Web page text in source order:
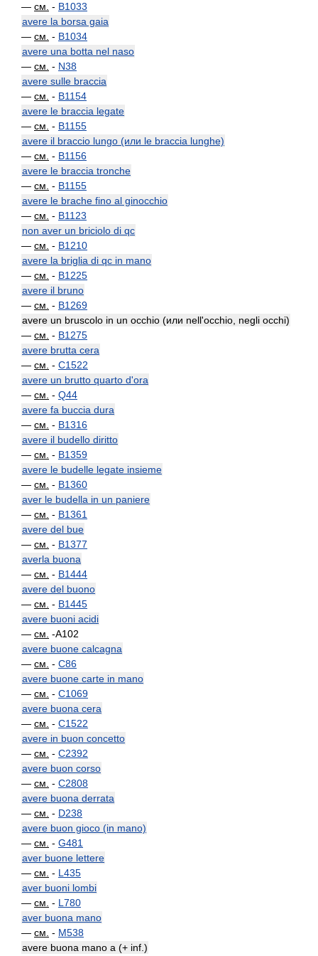
— см. - B1033
avere la borsa gaia
— см. - B1034
avere una botta nel naso
— см. - N38
avere sulle braccia
— см. - B1154
avere le braccia legate
— см. - B1155
avere il braccio lungo (или le braccia lunghe)
— см. - B1156
avere le braccia tronche
— см. - B1155
avere le brache fino al ginocchio
— см. - B1123
non aver un briciolo di qc
— см. - B1210
avere la briglia di qc in mano
— см. - B1225
avere il bruno
— см. - B1269
avere un bruscolo in un occhio (или nell'occhio, negli occhi)
— см. - B1275
avere brutta cera
— см. - C1522
avere un brutto quarto d'ora
— см. - Q44
avere fa buccia dura
— см. - B1316
avere il budello diritto
— см. - B1359
avere le budelle legate insieme
— см. - B1360
aver le budella in un paniere
— см. - B1361
avere del bue
— см. - B1377
averla buona
— см. - B1444
avere del buono
— см. - B1445
avere buoni acidi
— см. -A102
avere buone calcagna
— см. - C86
avere buone carte in mano
— см. - C1069
avere buona cera
— см. - C1522
avere in buon concetto
— см. - C2392
avere buon corso
— см. - C2808
avere buona derrata
— см. - D238
avere buon gioco (in mano)
— см. - G481
aver buone lettere
— см. - L435
aver buoni lombi
— см. - L780
aver buona mano
— см. - M538
avere buona mano a (+ inf.)